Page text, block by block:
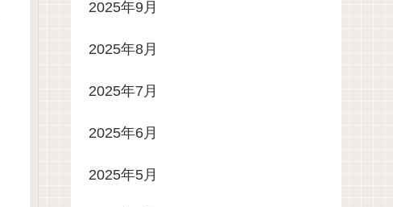
2025年9月
2025年8月
2025年7月
2025年6月
2025年5月